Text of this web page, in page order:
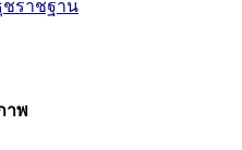
ราชฐาน
าพ